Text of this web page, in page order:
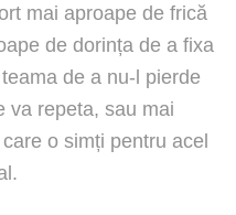
mai aproape de frică
de dorința de a fixa
de a nu-l pierde
va repeta, sau mai
o simți pentru acel